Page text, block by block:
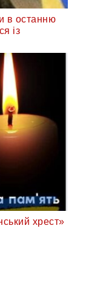
в останню
із
хрест»